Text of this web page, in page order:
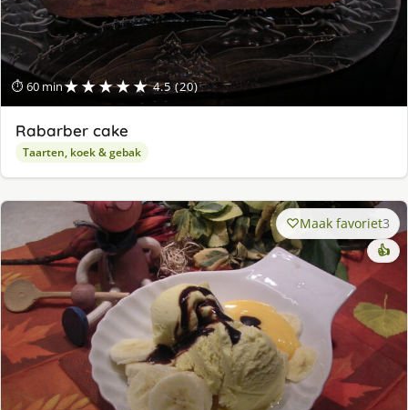
⏱ 60 min★★★★★ 4.5 (20)
Rabarber cake
Taarten, koek & gebak
Maak favoriet3
👍